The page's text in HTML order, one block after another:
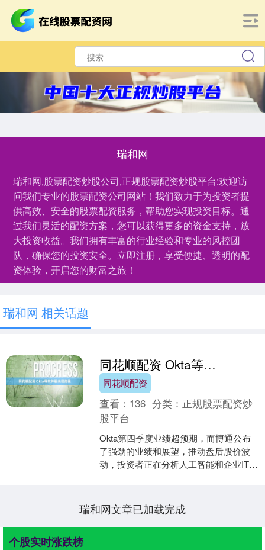
瑞和网
瑞和网,股票配资炒股公司,正规股票配资炒股平台:欢迎访
问我们专业的股票配资公司网站！我们致力于为投资者提
供高效、安全的股票配资服务，帮助您实现投资目标。通
过我们灵活的配资方案，您可以获得更多的资金支持，放
大投资收益。我们拥有丰富的行业经验和专业的风控团
队，确保您的投资安全。立即注册，享受便捷、透明的配
资体验，开启您的财富之旅！
瑞和网 相关话题
同花顺配资 Okta等软件股表现亮眼
同花顺配资
查看： 136 分类： 正规股票配资炒
股平台
Okta第四季度业绩超预期，而博通公布
了强劲的业绩和展望，推动盘后股价波
动，投资者正在分析人工智能和企业IT需
瑞和网文章已加载完成
个股实时涨跌榜